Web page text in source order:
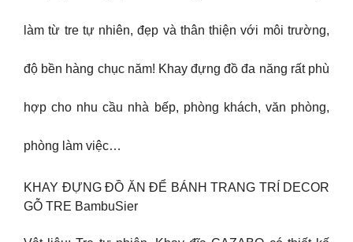
làm từ tre tự nhiên, đẹp và thân thiện với môi trường,
độ bền hàng chục năm! Khay đựng đồ đa năng rất phù
hợp cho nhu cầu nhà bếp, phòng khách, văn phòng,
phòng làm việc…
KHAY ĐỰNG ĐỒ ĂN ĐỂ BÁNH TRANG TRÍ DECOR
GỖ TRE BambuSier